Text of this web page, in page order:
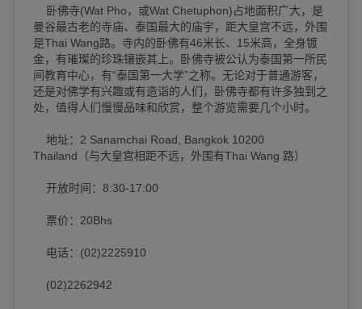
卧佛寺(Wat Pho，或Wat Chetuphon)占地面积广大，是
曼谷最古老的寺庙、泰国最大的庙宇，距大皇宫不远，外围
是Thai Wang路。寺内的卧佛有46米长、15米高，全身镀
金，有璀璨的珍珠镶嵌其上。卧佛寺被公认为泰国第一所民
间教育中心，有“泰国第一大学”之称。无论对于普通游客，
还是对佛学有兴趣或有造诣的人们，卧佛寺都有许多独到之
处，值得人们慢慢品味和欣赏，整个游览需要几个小时。
地址：2 Sanamchai Road, Bangkok 10200
Thailand（与大皇宫相距不远，外围有Thai Wang 路）
开放时间：8:30-17:00
票价：20Bhs
电话：(02)2225910
(02)2262942